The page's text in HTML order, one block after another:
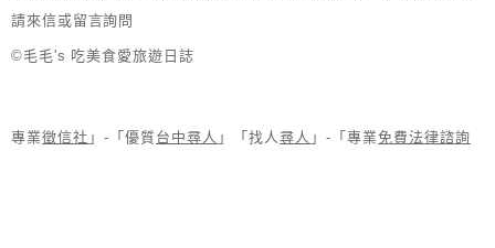
請來信或留言詢問
©毛毛's 吃美食愛旅遊日誌
專業徵信社 」-「優質台中尋人 」「找人 尋人 」-「專業免費法律諮詢